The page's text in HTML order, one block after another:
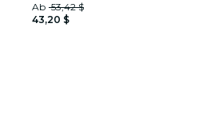
Ab 53,42 $
43,20 $